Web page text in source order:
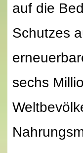
auf die
Schutzes
sechs